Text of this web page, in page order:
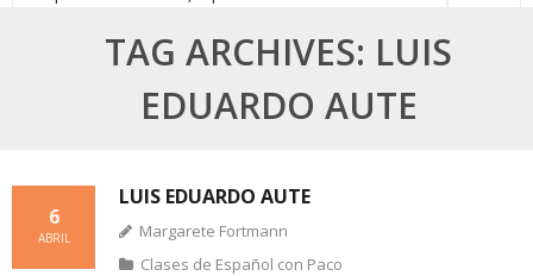
TAG ARCHIVES: LUIS
EDUARDO AUTE
LUIS EDUARDO AUTE
6
ABRIL
Margarete Fortmann
Clases de Español con Paco